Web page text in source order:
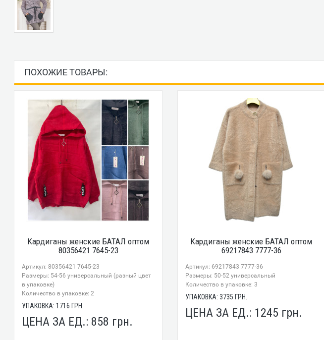
ПОХОЖИЕ ТОВАРЫ:
Кардиганы женские БАТАЛ оптом
80356421 7645-23
Артикул: 80356421 7645-23
Размеры: 54-56 универсальный (разный цвет
в упаковке)
Количество в упаковке: 2
УПАКОВКА:1716ГРН.
ЦЕНА ЗА ЕД.: 858 грн.
Кардиганы женские БАТАЛ оптом
69217843 7777-36
Артикул: 69217843 7777-36
Размеры: 50-52 универсальный
Количество в упаковке: 3
УПАКОВКА: 3735 ГРН.
ЦЕНА ЗА ЕД.: 1245 грн.